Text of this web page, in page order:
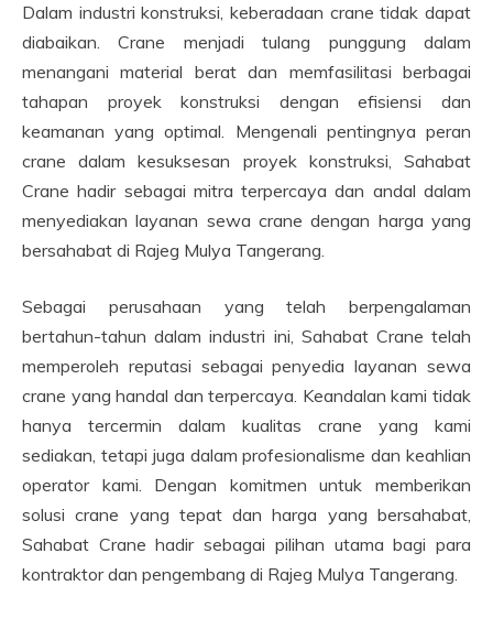
Dalam industri konstruksi, keberadaan crane tidak dapat
diabaikan. Crane menjadi tulang punggung dalam
menangani material berat dan memfasilitasi berbagai
tahapan proyek konstruksi dengan efisiensi dan
keamanan yang optimal. Mengenali pentingnya peran
crane dalam kesuksesan proyek konstruksi, Sahabat
Crane hadir sebagai mitra terpercaya dan andal dalam
menyediakan layanan sewa crane dengan harga yang
bersahabat di Rajeg Mulya Tangerang.
Sebagai perusahaan yang telah berpengalaman
bertahun-tahun dalam industri ini, Sahabat Crane telah
memperoleh reputasi sebagai penyedia layanan sewa
crane yang handal dan terpercaya. Keandalan kami tidak
hanya tercermin dalam kualitas crane yang kami
sediakan, tetapi juga dalam profesionalisme dan keahlian
operator kami. Dengan komitmen untuk memberikan
solusi crane yang tepat dan harga yang bersahabat,
Sahabat Crane hadir sebagai pilihan utama bagi para
kontraktor dan pengembang di Rajeg Mulya Tangerang.